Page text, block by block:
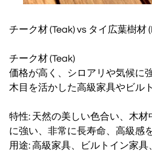
チーク材 (Teak) vs タイ広葉樹材
チーク材 (Teak)
価格が高く、シロアリや気候に
木目を活かした高級家具やビル
特性: 天然の美しい色合い、木材
に強い、非常に長寿命、高級感
用途: 高級家具、ビルトイン家